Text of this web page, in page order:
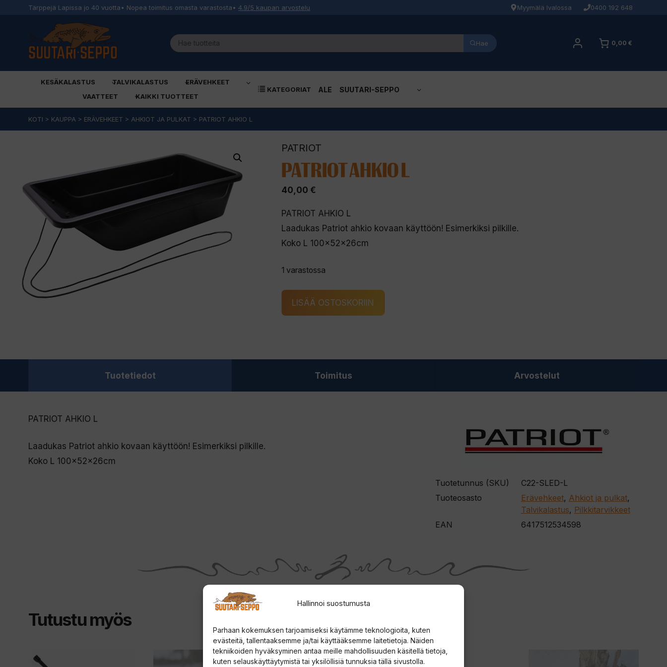
Hallinnoi suostumusta
Parhaan kokemuksen tarjoamiseksi käytämme teknologioita, kuten
evästeitä, tallentaaksemme ja/tai käyttääksemme laitetietoja. Näiden
tekniikoiden hyväksyminen antaa meille mahdollisuuden käsitellä tietoja,
kuten selauskäyttäytymistä tai yksilöllisiä tunnuksia tällä sivustolla.
Tärppejä Lapissa jo 40 vuotta• Nopea toimitus omasta varastosta• 4.9/5 kaupan arvostelu Myymälä Ivalossa 0400 192 648
Hae 0,00 €
KESÄKALASTUS TALVIKALASTUS
ERÄVEHKEET
VAATTEET
KAIKKI TUOTTEET
KATEGORIAT ALE SUUTARI-SEPPO
sisältöön
KOTI > KAUPPA > ERÄVEHKEET > AHKIOT JA PULKAT > PATRIOT AHKIO L
PATRIOT
PATRIOT AHKIO L
40,00 €
PATRIOT AHKIO L
Laadukas Patriot ahkio kovaan käyttöön! Esimerkiksi pilkille.
Koko L 100x52x26cm
1 varastossa
PATRIOT
AHKIO
LISÄÄ OSTOSKORIIN
Tuotetiedot Toimitus Arvostelut
PATRIOT AHKIO L
Laadukas Patriot ahkio kovaan käyttöön! Esimerkiksi pilkille.
Koko L 100x52x26cm
Tuotetunnus (SKU)
C22-SLED-L
Tuoteosasto
Erävehkeet, Ahkiot ja pulkat,
Talvikalastus, Pilkkitarvikkeet
EAN
6417512534598
Tutustu myös
Tällä